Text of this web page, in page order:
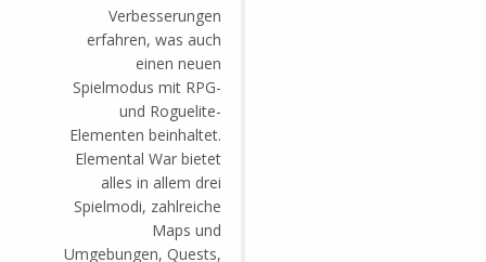
Verbesserungen
erfahren, was auch
einen neuen
Spielmodus mit RPG-
und Roguelite-
Elementen beinhaltet.
Elemental War bietet
alles in allem drei
Spielmodi, zahlreiche
Maps und
Umgebungen, Quests,